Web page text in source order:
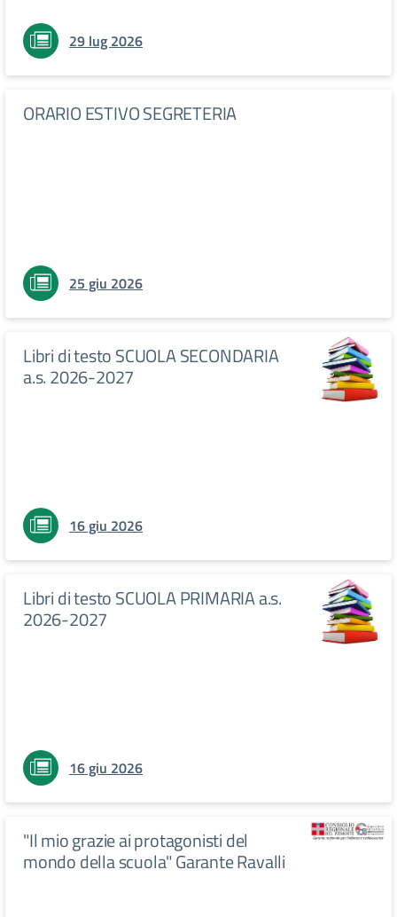
29 lug 2026
ORARIO ESTIVO SEGRETERIA
25 giu 2026
Libri di testo SCUOLA SECONDARIA
a.s. 2026-2027
16 giu 2026
Libri di testo SCUOLA PRIMARIA a.s.
2026-2027
16 giu 2026
"Il mio grazie ai protagonisti del
mondo della scuola" Garante Ravalli